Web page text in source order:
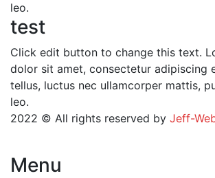
leo.
test
Click edit button to change this text.
dolor sit amet, consectetur adipiscing
tellus, luctus nec ullamcorper mattis,
leo.
2022 © All rights reserved by Jeff-
Menu